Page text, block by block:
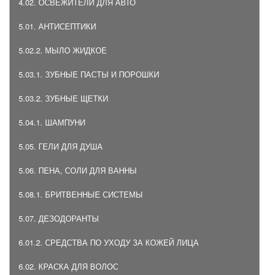
5.01. АНТИСЕПТИКИ
5.02.2. МЫЛО ЖИДКОЕ
5.03.1. ЗУБНЫЕ ПАСТЫ И ПОРОШКИ
5.03.2. ЗУБНЫЕ ЩЕТКИ
5.04.1. ШАМПУНИ
5.05. ГЕЛИ ДЛЯ ДУША
5.06. ПЕНА, СОЛИ ДЛЯ ВАННЫ
5.08.1. БРИТВЕННЫЕ СИСТЕМЫ
5.07. ДЕЗОДОРАНТЫ
6.01.2. СРЕДСТВА ПО УХОДУ ЗА КОЖЕЙ ЛИЦА
6.02. КРАСКА ДЛЯ ВОЛОС